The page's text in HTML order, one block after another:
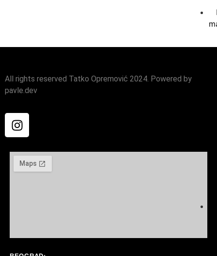
All rights reserved Tatko Opremović 2024. Powered by
pavle.dev